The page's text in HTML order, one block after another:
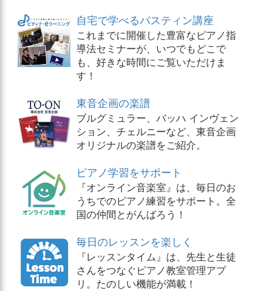
自宅で学べるバスティン講座
これまでに開催した豊富なピアノ指
導法セミナーが、いつでもどこで
も、好きな時間にご覧いただけま
す！
東音企画の楽譜
ブルグミュラー、バッハ インヴェン
ション、チェルニーなど、東音企画
オリジナルの楽譜をご紹介。
ピアノ学習をサポート
『オンライン音楽室』は、毎日のお
うちでのピアノ練習をサポート。全
国の仲間とがんばろう！
毎日のレッスンを楽しく
『レッスンタイム』は、先生と生徒
さんをつなぐピアノ教室管理アプ
リ。たのしい機能が満載！